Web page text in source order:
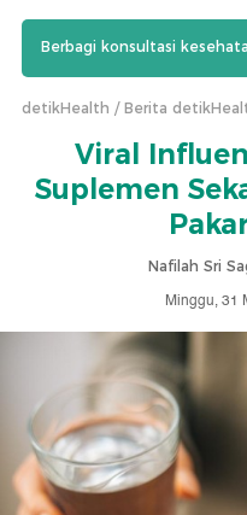
Berbagi konsultasi
detikHealth Berita
Viral
Suplemen
Nafilah Sri
Minggu, 31